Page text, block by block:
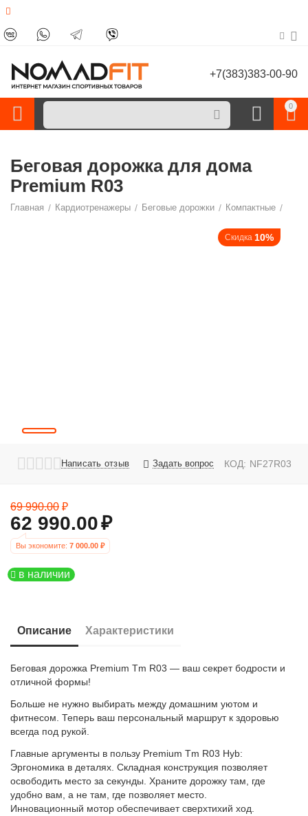
+7(383)383-00-90
0
Беговая дорожка для дома
Premium R03
Главная / Кардиотренажеры / Беговые дорожки / Компактные /
Скидка 10%
Написать отзыв Задать вопрос КОД: NF27R03
69 990.00 ₽
62 990.00₽
Вы экономите: 7 000.00 ₽
в наличии
Описание Характеристики
Беговая дорожка Premium Tm R03 — ваш секрет бодрости и
отличной формы!
Больше не нужно выбирать между домашним уютом и
фитнесом. Теперь ваш персональный маршрут к здоровью
всегда под рукой.
Главные аргументы в пользу Premium Tm R03 Hyb:
Эргономика в деталях. Складная конструкция позволяет
освободить место за секунды. Храните дорожку там, где
удобно вам, а не там, где позволяет место.
Инновационный мотор обеспечивает сверхтихий ход.